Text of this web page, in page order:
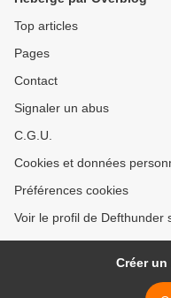
Top articles
Pages
Contact
Signaler un abus
C.G.U.
Cookies et données
Préférences cookies
Voir le profil de Defthunder
Créer